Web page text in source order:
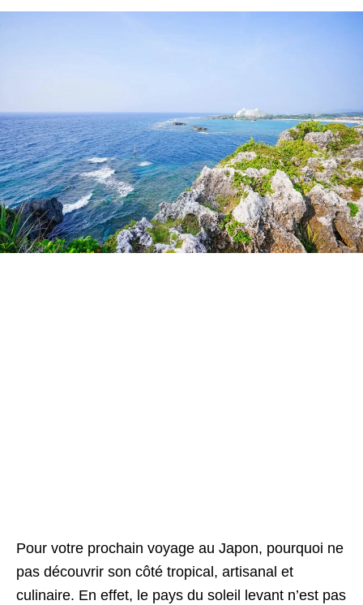
Pour votre prochain voyage au Japon, pourquoi ne
pas découvrir son côté tropical, artisanal et
culinaire. En effet, le pays du soleil levant n’est pas